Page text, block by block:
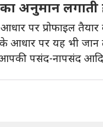
अनुमान लगाती
पर प्रोफाइल
आधार पर यह भी जान
पसंद-नापसंद आदि